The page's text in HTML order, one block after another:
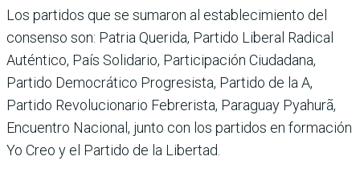
Los partidos que se sumaron al establecimiento del
consenso son: Patria Querida, Partido Liberal Radical
Auténtico, País Solidario, Participación Ciudadana,
Partido Democrático Progresista, Partido de la A,
Partido Revolucionario Febrerista, Paraguay Pyahurã,
Encuentro Nacional, junto con los partidos en formación
Yo Creo y el Partido de la Libertad.